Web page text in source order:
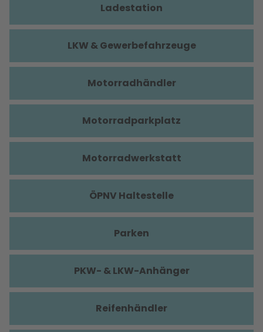
Ladestation
LKW & Gewerbefahrzeuge
Motorradhändler
Motorradparkplatz
Motorradwerkstatt
ÖPNV Haltestelle
Parken
PKW- & LKW-Anhänger
Reifenhändler